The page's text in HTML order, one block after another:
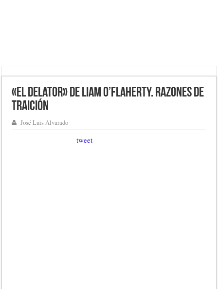
«El delator» de Liam O’Flaherty. Razones de
traición
José Luis Alvarado
tweet